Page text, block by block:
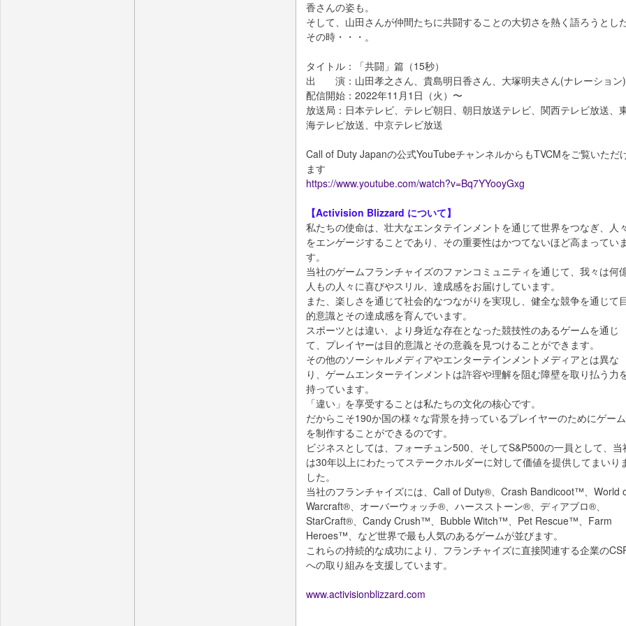
香さんの姿も。
そして、山田さんが仲間たちに共闘することの大切さを熱く語ろうとし
その時・・・。
タイトル：「共闘」篇（15秒）
出 演：山田孝之さん、貴島明日香さん、大塚明夫さん(ナレーション)
配信開始：2022年11月1日（火）〜
放送局：日本テレビ、テレビ朝日、朝日放送テレビ、関西テレビ放送、
海テレビ放送、中京テレビ放送
Call of Duty Japanの公式YouTubeチャンネルからもTVCMをご覧いただ
ます
https://www.youtube.com/watch?v=Bq7YYooyGxg
【Activision Blizzard について】
私たちの使命は、壮大なエンタテインメントを通じて世界をつなぎ、人々
をエンゲージすることであり、その重要性はかつてないほど高まっていま
す。
当社のゲームフランチャイズのファンコミュニティを通じて、我々は何
人もの人々に喜びやスリル、達成感をお届けしています。
また、楽しさを通じて社会的なつながりを実現し、健全な競争を通じて
的意識とその達成感を育んでいます。
スポーツとは違い、より身近な存在となった競技性のあるゲームを通じ
て、プレイヤーは目的意識とその意義を見つけることができます。
その他のソーシャルメディアやエンターテインメントメディアとは異な
り、ゲームエンターテインメントは許容や理解を阻む障壁を取り払う力
持っています。
「違い」を享受することは私たちの文化の核心です。
だからこそ190か国の様々な背景を持っているプレイヤーのためにゲーム
を制作することができるのです。
ビジネスとしては、フォーチュン500、そしてS&P500の一員として、当
は30年以上にわたってステークホルダーに対して価値を提供してまいり
した。
当社のフランチャイズには、Call of Duty®、Crash Bandicoot™、World
Warcraft®、オーバーウォッチ®、ハースストーン®、ディアブロ®、
StarCraft®、Candy Crush™、Bubble Witch™、Pet Rescue™、Farm
Heroes™、など世界で最も人気のあるゲームが並びます。
これらの持続的な成功により、フランチャイズに直接関連する企業の
への取り組みを支援しています。
www.activisionblizzard.com